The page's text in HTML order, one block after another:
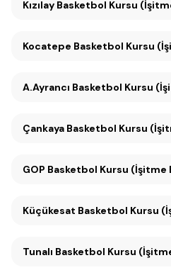
Kızılay Basketbol Kursu
Kocatepe Basketbol Kursu
A.Ayrancı Basketbol Kursu
Çankaya Basketbol
GOP Basketbol Kursu
Küçükesat Basketbol
Tunalı Basketbol Kursu